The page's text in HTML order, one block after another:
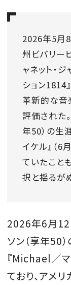
WEDDING
FORTUNE
SDGs
会員登録
Log in or
「The SPUR
めます。
2026年5月8
州ビバリー
ャネット・ジ
ション1814
革新的な音
評価された
年50）の生
イケル』（
ていたこと
択と揺るが
2026年6月12
ソン（享年50
『Michael／
ており、アメ